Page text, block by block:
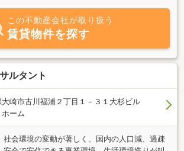
この不動産会社が取り扱う
賃貸物件を探す
ルタント
大崎市古川福浦２丁目１－３１大杉ビル
ホーム
社会環境の変動が著しく、国内の人口減、過疎